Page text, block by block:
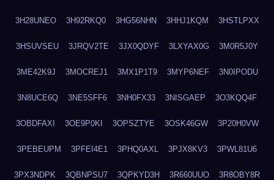
3H28UNEO 3H92RKQ0 3HG56NHN 3HHJ1KQM 3HSTLPXX
3HSUVSEU 3JRQV2TE 3JX0QDYF 3LXYAX0G 3M0R5J0Y
3ME42K9J 3MOCREJ1 3MX1P1T9 3MYP6NEF 3N0IPODU
3N8UCE6Q 3NE5SFF6 3NH0FX33 3NISGAEP 3O3KQQ4F
3OBDFAXI 3OE9P0KI 3OPSZTYE 3OSK46GW 3P20H0VW
3PEBEUPM 3PFEI4E1 3PHQ0AXL 3PJX8KV3 3PWL81U6
3PX3NDPK 3QBNPSU7 3QPKYD3H 3R660UUO 3R8OBY8R